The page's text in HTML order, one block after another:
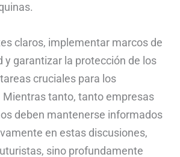
claros, implementar marcos de
y garantizar la protección de los
cruciales para los
Mientras tanto, tanto empresas
deben mantenerse informados
en estas discusiones,
sino profundamente